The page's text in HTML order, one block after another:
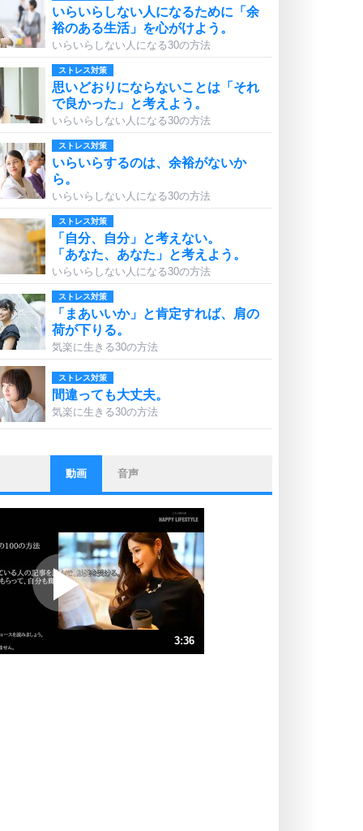
いらいらしない人になるために「余
裕のある生活」を心がけよう。
いらいらしない人になる30の方法
ストレス対策
思いどおりにならないことは「それ
で良かった」と考えよう。
いらいらしない人になる30の方法
ストレス対策
いらいらするのは、余裕がないか
ら。
いらいらしない人になる30の方法
ストレス対策
「自分、自分」と考えない。
「あなた、あなた」と考えよう。
いらいらしない人になる30の方法
ストレス対策
「まあいいか」と肯定すれば、肩の
荷が下りる。
気楽に生きる30の方法
ストレス対策
間違っても大丈夫。
気楽に生きる30の方法
ストレス対策
他人と比べない。
いっそのこと、他人を見ない。
プラス思考
ポジティブになれない原因は、行動
しないから。
ポジティブ思考になる30の方法
ストレス対策
動画 音声
3:36